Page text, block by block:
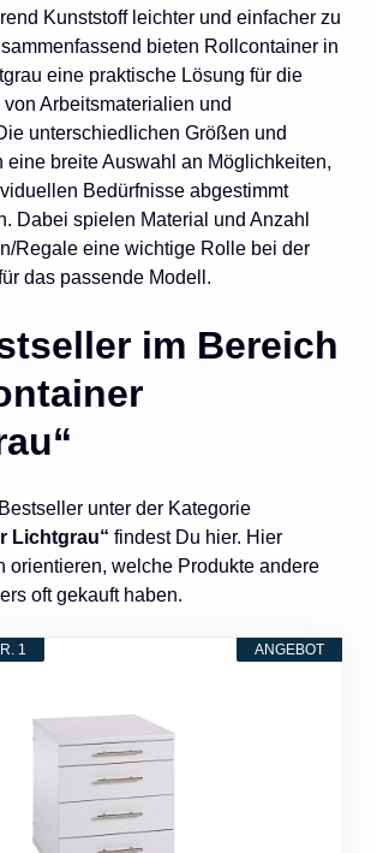
Kunststoff leichter und einfacher zu
bieten Rollcontainer in
eine praktische Lösung für die
Arbeitsmaterialien und
unterschiedlichen Größen und
eine breite Auswahl an Möglichkeiten,
Bedürfnisse abgestimmt
Dabei spielen Material und Anzahl
Regale eine wichtige Rolle bei der
das passende Modell.
im Bereich
unter der Kategorie
Lichtgrau“ findest Du hier. Hier
orientieren, welche Produkte andere
oft gekauft haben.
ANGEBOT
1